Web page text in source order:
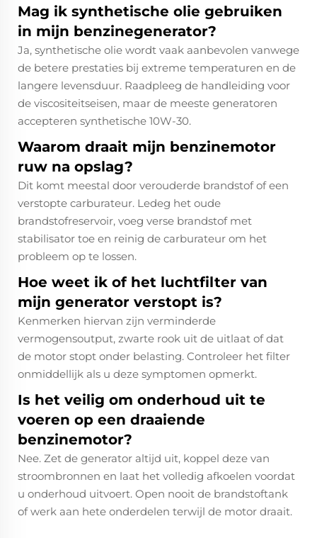
Mag ik synthetische olie gebruiken
in mijn benzinegenerator?
Ja, synthetische olie wordt vaak aanbevolen vanwege
de betere prestaties bij extreme temperaturen en de
langere levensduur. Raadpleeg de handleiding voor
de viscositeitseisen, maar de meeste generatoren
accepteren synthetische 10W-30.​
Waarom draait mijn benzinemotor
ruw na opslag?
Dit komt meestal door verouderde brandstof of een
verstopte carburateur. Ledeg het oude
brandstofreservoir, voeg verse brandstof met
stabilisator toe en reinig de carburateur om het
probleem op te lossen.​
Hoe weet ik of het luchtfilter van
mijn generator verstopt is?
Kenmerken hiervan zijn verminderde
vermogensoutput, zwarte rook uit de uitlaat of dat
de motor stopt onder belasting. Controleer het filter
onmiddellijk als u deze symptomen opmerkt.​
Is het veilig om onderhoud uit te
voeren op een draaiende
benzinemotor?
Nee. Zet de generator altijd uit, koppel deze van
stroombronnen en laat het volledig afkoelen voordat
u onderhoud uitvoert. Open nooit de brandstoftank
of werk aan hete onderdelen terwijl de motor draait.